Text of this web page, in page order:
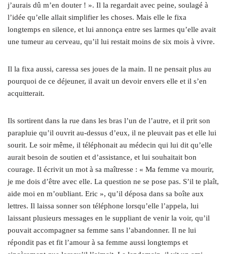
j’aurais dû m’en douter ! ». Il la regardait avec peine, soulagé à
l’idée qu’elle allait simplifier les choses. Mais elle le fixa
longtemps en silence, et lui annonça entre ses larmes qu’elle avait
une tumeur au cerveau, qu’il lui restait moins de six mois à vivre.
Il la fixa aussi, caressa ses joues de la main. Il ne pensait plus au
pourquoi de ce déjeuner, il avait un devoir envers elle et il s’en
acquitterait.
Ils sortirent dans la rue dans les bras l’un de l’autre, et il prit son
parapluie qu’il ouvrit au-dessus d’eux, il ne pleuvait pas et elle lui
sourit. Le soir même, il téléphonait au médecin qui lui dit qu’elle
aurait besoin de soutien et d’assistance, et lui souhaitait bon
courage. Il écrivit un mot à sa maîtresse : « Ma femme va mourir,
je me dois d’être avec elle. La question ne se pose pas. S’il te plaît,
aide moi en m’oubliant. Eric », qu’il déposa dans sa boîte aux
lettres. Il laissa sonner son téléphone lorsqu’elle l’appela, lui
laissant plusieurs messages en le suppliant de venir la voir, qu’il
pouvait accompagner sa femme sans l’abandonner. Il ne lui
répondit pas et fit l’amour à sa femme aussi longtemps et